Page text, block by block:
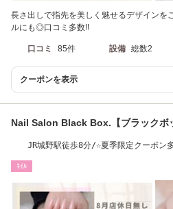
長さ出しで指先を美しく魅せるデザインを
ルにも◎口コミ多数!!
口コミ 85件 設備 総数2
クーポンを表示
Nail Salon Black Box.【ブラックボ
JR城野駅徒歩8分/☆夏季限定クーポン
ﾈｲﾙ